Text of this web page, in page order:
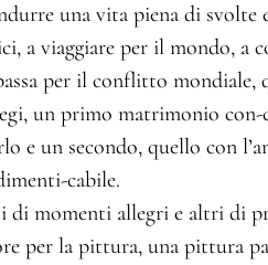
una vita piena di
a viaggiare per il mondo, a
per il conflitto
un primo matrimonio con-
e un secondo, quello con
cabile.
di momenti allegri e altri di
per la pittura, una pittura